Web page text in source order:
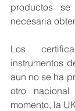
productos
Los
instrumentos
aun no se ha
otro
momento, la